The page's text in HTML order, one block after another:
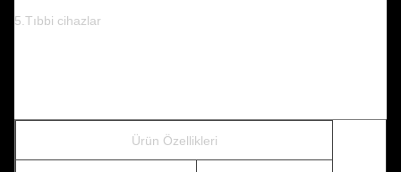
5.Tıbbi cihazlar
Ürün Özellikleri